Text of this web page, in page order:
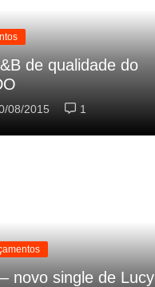
de qualidade do
08/2015 1
novo single de Lucy